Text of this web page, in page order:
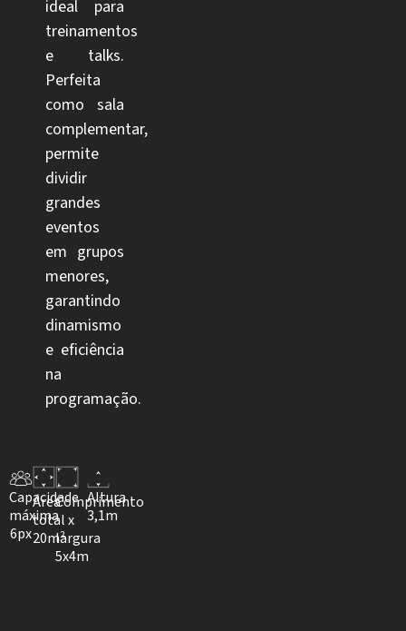
ideal para
treinamentos
e talks.
Perfeita
como sala
complementar,
permite
dividir
grandes
eventos
em grupos
menores,
garantindo
dinamismo
e eficiência
na
programação.
Capacidade
máxima
6px
Área
total
20m²
Comprimento
x
largura
5x4m
Altura
3,1m